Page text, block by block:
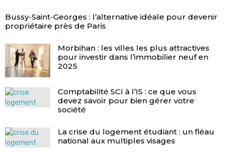
Bussy-Saint-Georges : l’alternative idéale pour devenir
propriétaire près de Paris
Morbihan : les villes les plus attractives
pour investir dans l’immobilier neuf en
2025
Comptabilité SCI à l’IS : ce que vous
devez savoir pour bien gérer votre
société
La crise du logement étudiant : un fléau
national aux multiples visages